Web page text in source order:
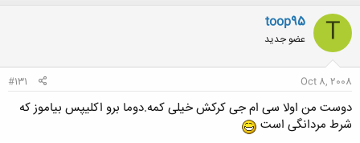
T
toop95
عضو جدید
Oct 8, 2008
#131
دوست من اولا سی ام جی کرکش خیلی کمه.دوما برو اکلیپس بیاموز که
شرط مردانگی است